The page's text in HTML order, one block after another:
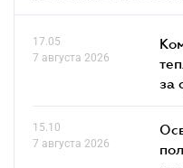
17.05
7 августа 2026
за
15.10
7 августа 2026